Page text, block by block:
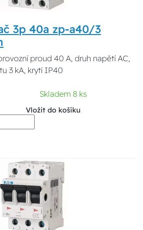
3p 40a zp-a40/3
proud 40 A, druh napětí AC,
3 kA, krytí IP40
Skladem 8 ks
Vložit do košíku